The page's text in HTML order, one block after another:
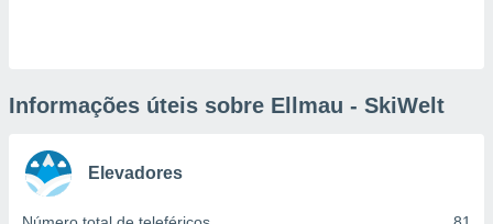
únicos
Informações úteis sobre Ellmau - SkiWelt
Elevadores